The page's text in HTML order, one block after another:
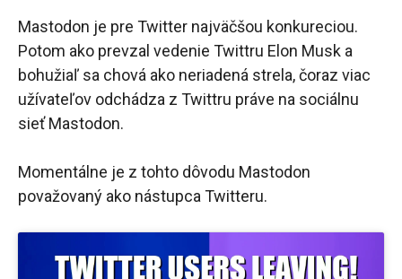
Mastodon je pre Twitter najväčšou konkureciou.
Potom ako prevzal vedenie Twittru Elon Musk a
bohužiaľ sa chová ako neriadená strela, čoraz viac
užívateľov odchádza z Twittru práve na sociálnu
sieť Mastodon.
Momentálne je z tohto dôvodu Mastodon
považovaný ako nástupca Twitteru.